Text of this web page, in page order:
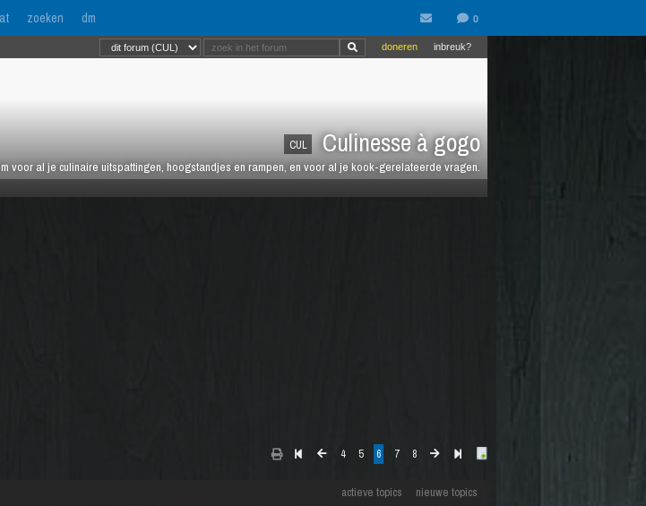
zoeken dm
CUL Culinesse à gogo
voor al je culinaire uitspattingen, hoogstandjes en rampen, en voor al je kook-gerelateerde vragen.
inbreuk?
doneren
4 5 6 7 8
actieve topics nieuwe topics